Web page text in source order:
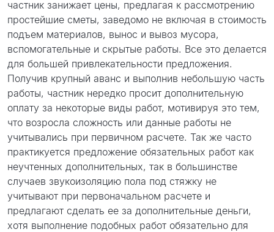
частник занижает цены, предлагая к рассмотрению
простейшие сметы, заведомо не включая в стоимость
подъем материалов, вынос и вывоз мусора,
вспомогательные и скрытые работы. Все это делается
для большей привлекательности предложения.
Получив крупный аванс и выполнив небольшую часть
работы, частник нередко просит дополнительную
оплату за некоторые виды работ, мотивируя это тем,
что возросла сложность или данные работы не
учитывались при первичном расчете. Так же часто
практикуется предложение обязательных работ как
неучтенных дополнительных, так в большинстве
случаев звукоизоляцию пола под стяжку не
учитывают при первоначальном расчете и
предлагают сделать ее за дополнительные деньги,
хотя выполнение подобных работ обязательно для